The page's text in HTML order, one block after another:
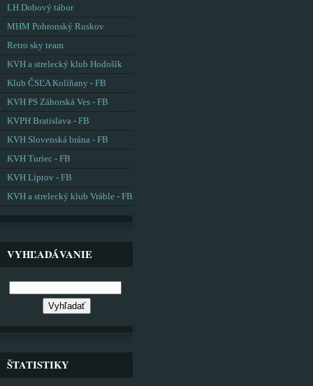
LH Dobový tábor
MHM Pohronský Ruskov
Retro sky team
KVH a strelecký klub Hodošík
Klub ČSĽA Kolíňany - FB
KVH PS Záhorská Ves - FB
KVPH Bratislava - FB
KVH Slovenská brána - FB
KVH Turiec - FB
KVH Liptov - FB
KVH a strelecký klub Vráble - FB
VYHĽADÁVANIE
ŠTATISTIKY